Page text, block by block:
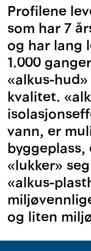
Profilene
som har 7
og har lang
1.000
«alkus-
kvalitet.
vann, er
«lukker»
«alkus-
og liten